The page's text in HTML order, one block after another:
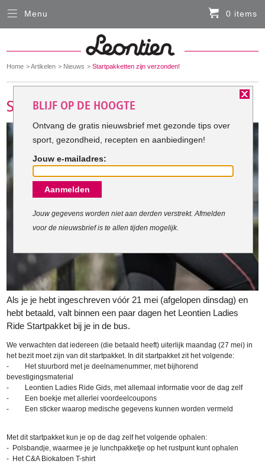
You
here:
Home Artikelen Nieuws Startpakketten zijn verzonden!
Als je je hebt ingeschreven vóór 21 mei (afgelopen dinsdag) en
hebt betaald, valt binnen een paar dagen het Leontien Ladies
Ride Startpakket bij je in de bus.
We verwachten dat iedereen (die betaald heeft) uiterlijk maandag (27 mei) in
het bezit moet zijn van dit startpakket. In dit startpakket zit het volgende:
- Het stuurbord met je deelnamenummer, met bijhorend
bevestigingsmaterial
- Leontien Ladies Ride Gids, met allemaal informatie voor de dag zelf
- Een boekje met allerlei voordeelcoupons
- Een sticker waarop medische gegevens kunnen worden vermeld
Met dit startpakket kun je op de dag zelf het volgende ophalen:
- Polsbandje, waarmee je je lunchpakketje op het rustpunt kunt ophalen
- Het C&A Biokatoen T-shirt
Menu 0 items
Sluiten
HARDLOOPKLEDING
FIETSKLEDING
SERVICE
Inloggen
Contact- en adresgegevens
Levertijd, retourneren, ruilen
BLIJF OP DE HOOGTE
Ontvang de gratis nieuwsbrief met gezonde tips over
sport, gezondheid, recepten en aanbiedingen!
Jouw e-mailadres:
Aanmelden
Jouw gegevens worden niet aan derden verstrekt. Afmelden
voor de nieuwsbrief is te allen tijden mogelijk.